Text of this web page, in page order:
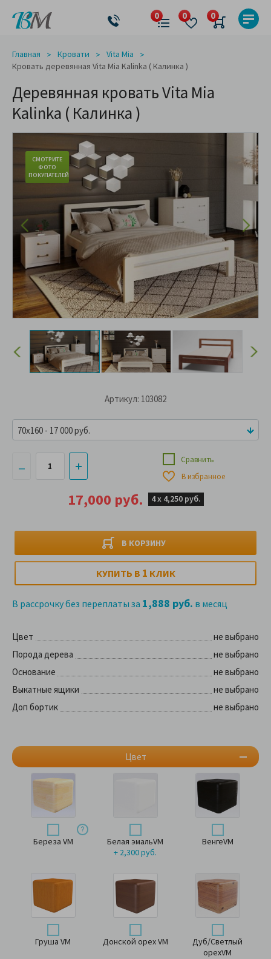
Главная Кровати
Vita Mia
Кровать деревянная Vita Mia Kalinka ( Калинка )
Деревянная кровать Vita Mia
Kalinka ( Калинка )
СМОТРИТЕ
ФОТО
ПОКУПАТЕЛЕЙ
Артикул: 103082
17,000 руб. 4 х 4,250 руб.
В КОРЗИНУ
Сравнить
В избранное
КУПИТЬ В 1 КЛИК
В рассрочку без переплаты за 1,888 руб. в месяц
70x160 - 17 000 руб.
Цвет
не выбрано
Порода дерева
не выбрано
Основание
не выбрано
Выкатные ящики
не выбрано
Доп бортик
не выбрано
Цвет
Береза VM
Белая эмальVM
+ 2,300 руб.
ВенгеVM
Груша VM Донской орех VM
Дуб/Светлый
орехVM